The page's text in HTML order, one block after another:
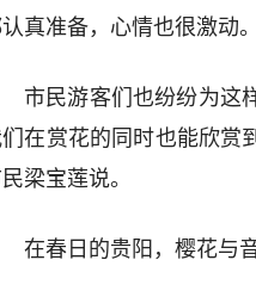
真准备，心情也很激动
市民游客们也纷纷为这
在赏花的同时也能欣赏
梁宝莲说。
在春日的贵阳，樱花与